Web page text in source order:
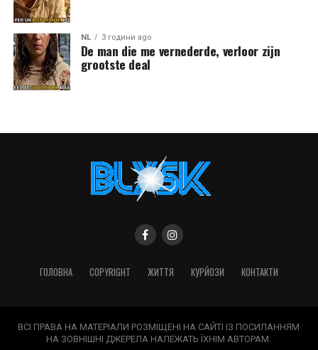
NL 3 години ago
De man die me vernederde, verloor zijn
grootste deal
ГОЛОВНА COPYRIGHT ЖИТТЯ КУРЙОЗИ КОНТАКТИ
ВСІ ПРАВА НА МАТЕРІАЛИ РОЗМІЩЕНІ НА САЙТІ ІЗ ПОСИЛАННЯМ
НА ЗОВНІШНІ ДЖЕРЕЛА НАЛЕЖАТЬ ЇХНІМ АВТОРАМ.